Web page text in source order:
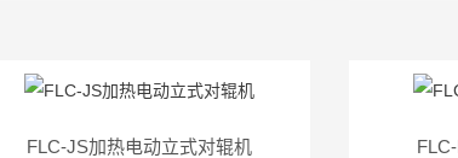
FLC-JS加热电动立式对辊机